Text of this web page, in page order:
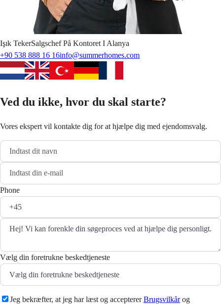
Işık TekerSalgschef På Kontoret I Alanya
+90 538 888 16 16info@summerhomes.com
Ved du ikke, hvor du skal starte?
Vores ekspert vil kontakte dig for at hjælpe dig med ejendomsvalg.
Phone
Vælg din foretrukne beskedtjeneste
Jeg bekræfter, at jeg har læst og acceptererBrugsvilkårog